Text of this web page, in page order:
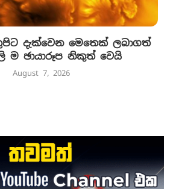
දැක්වෙන මෙතෙක් ලබාගත්
ම ඡායාරූප නිකුත් වෙයි
August 7, 2026